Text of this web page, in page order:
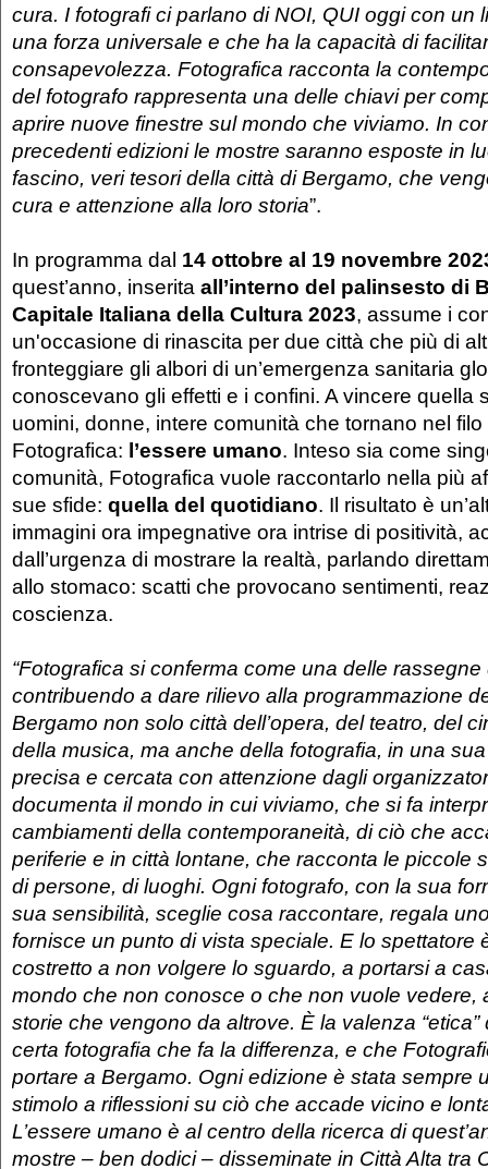
cura. I fotografi ci parlano di NOI, QUI oggi con un
una forza universale e che ha la capacità di
consapevolezza. Fotografica racconta la
del fotografo rappresenta una delle chiavi per
aprire nuove finestre sul mondo che viviamo. In
precedenti edizioni le mostre saranno esposte in
fascino, veri tesori della città di Bergamo, che
cura e attenzione alla loro storia”.
In programma dal 14 ottobre al 19 novembre
quest’anno, inserita all’interno del palinsesto di
Capitale Italiana della Cultura 2023, assume i
un'occasione di rinascita per due città che più di
fronteggiare gli albori di un’emergenza sanitaria
conoscevano gli effetti e i confini. A vincere quella
uomini, donne, intere comunità che tornano nel
Fotografica: l’essere umano. Inteso sia come
comunità, Fotografica vuole raccontarlo nella più
sue sfide: quella del quotidiano. Il risultato è
immagini ora impegnative ora intrise di positività,
dall’urgenza di mostrare la realtà, parlando
allo stomaco: scatti che provocano sentimenti,
coscienza.
“Fotografica si conferma come una delle
contribuendo a dare rilievo alla programmazione
Bergamo non solo città dell’opera, del teatro, del
della musica, ma anche della fotografia, in una
precisa e cercata con attenzione dagli
documenta il mondo in cui viviamo, che si fa
cambiamenti della contemporaneità, di ciò che
periferie e in città lontane, che racconta le piccole
di persone, di luoghi. Ogni fotografo, con la sua
sua sensibilità, sceglie cosa raccontare, regala
fornisce un punto di vista speciale. E lo spettatore
costretto a non volgere lo sguardo, a portarsi a
mondo che non conosce o che non vuole vedere,
storie che vengono da altrove. È la valenza
certa fotografia che fa la differenza, e che
portare a Bergamo. Ogni edizione è stata sempre
stimolo a riflessioni su ciò che accade vicino e
L’essere umano è al centro della ricerca di
mostre – ben dodici – disseminate in Città Alta tra